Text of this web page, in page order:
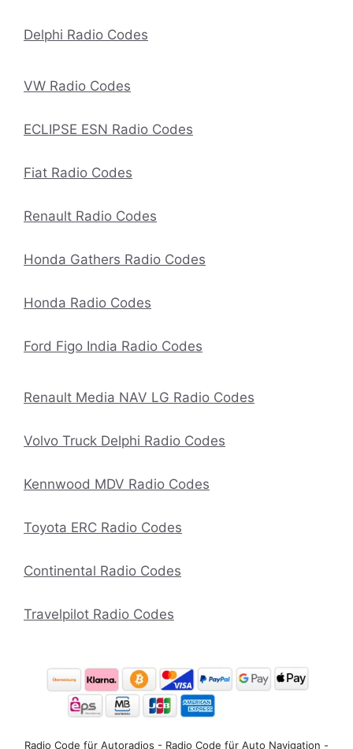
Delphi Radio Codes
VW Radio Codes
ECLIPSE ESN Radio Codes
Fiat Radio Codes
Renault Radio Codes
Honda Gathers Radio Codes
Honda Radio Codes
Ford Figo India Radio Codes
Renault Media NAV LG Radio Codes
Volvo Truck Delphi Radio Codes
Kennwood MDV Radio Codes
Toyota ERC Radio Codes
Continental Radio Codes
Travelpilot Radio Codes
Radio Code für Autoradios - Radio Code für Auto Navigation -